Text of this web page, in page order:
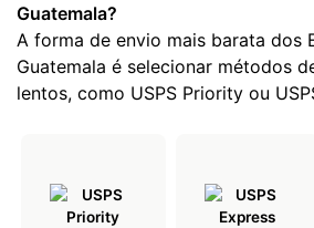
Guatemala?
A forma de envio mais barata dos
Guatemala é selecionar métodos
lentos, como USPS Priority ou